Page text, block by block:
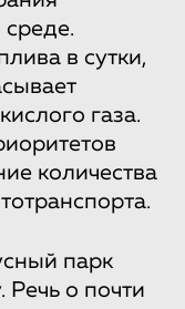
в сутки,
газа.
количества
парк
Речь о почти